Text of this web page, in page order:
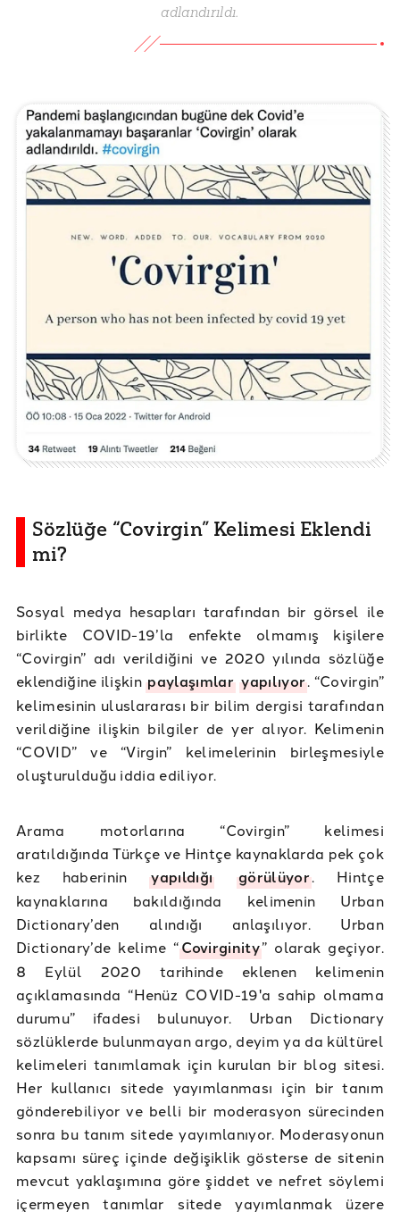
adlandırıldı.
Sözlüğe “Covirgin” Kelimesi Eklendi
mi?
Sosyal medya hesapları tarafından bir görsel ile
birlikte COVID-19’la enfekte olmamış kişilere
“Covirgin” adı verildiğini ve 2020 yılında sözlüğe
eklendiğine ilişkinpaylaşımlar yapılıyor. “Covirgin”
kelimesinin uluslararası bir bilim dergisi tarafından
verildiğine ilişkin bilgiler de yer alıyor. Kelimenin
“COVID” ve “Virgin” kelimelerinin birleşmesiyle
oluşturulduğu iddia ediliyor.
Arama motorlarına “Covirgin” kelimesi
aratıldığında Türkçe ve Hintçe kaynaklarda pek çok
kez haberininyapıldığı görülüyor. Hintçe
kaynaklarına bakıldığında kelimenin Urban
Dictionary’den alındığı anlaşılıyor. Urban
Dictionary’de kelime “Covirginity” olarak geçiyor.
8 Eylül 2020 tarihinde eklenen kelimenin
açıklamasında “Henüz COVID-19'a sahip olmama
durumu” ifadesi bulunuyor. Urban Dictionary
sözlüklerde bulunmayan argo, deyim ya da kültürel
kelimeleri tanımlamak için kurulan bir blog sitesi.
Her kullanıcı sitede yayımlanması için bir tanım
gönderebiliyor ve belli bir moderasyon sürecinden
sonra bu tanım sitede yayımlanıyor. Moderasyonun
kapsamı süreç içinde değişiklik gösterse de sitenin
mevcut yaklaşımına göre şiddet ve nefret söylemi
içermeyen tanımlar sitede yayımlanmak üzere